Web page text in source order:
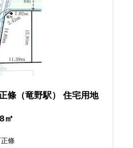
條（竜野駅） 住宅用地
㎡
條